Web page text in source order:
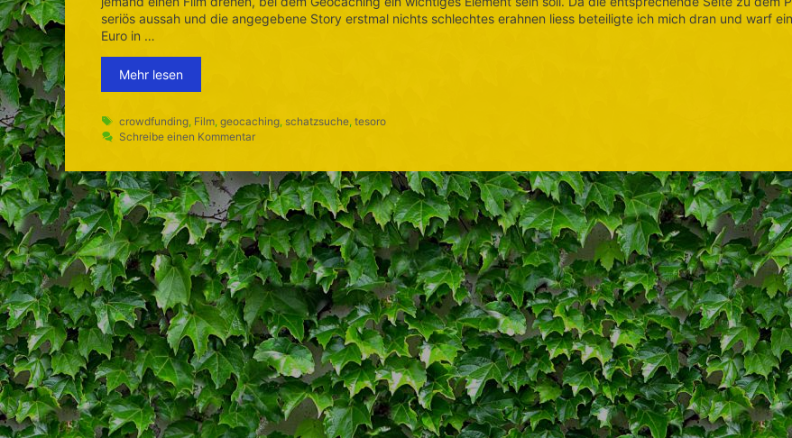
seriös aussah und die angegebene Story erstmal nichts schlechtes erahnen liess beteiligte ich mich dran und warf
Euro in …
Mehr lesen
Schlagwörter
crowdfunding, Film,geocaching, schatzsuche,tesoro
Schreibe einen Kommentar